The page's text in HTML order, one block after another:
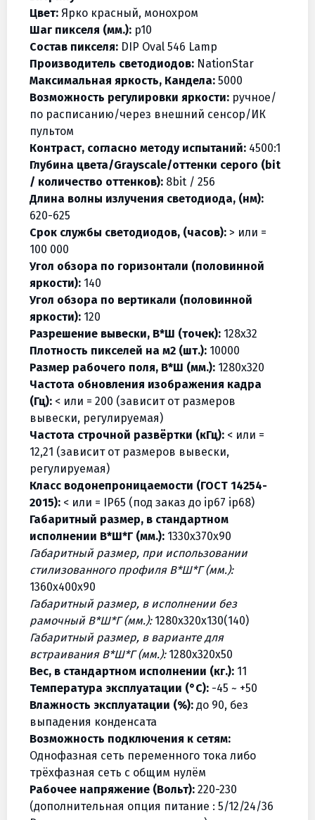
Цвет: Ярко красный, монохром
Шаг пикселя (мм.): p10
Состав пикселя: DIP Oval 546 Lamp
Производитель светодиодов: NationStar
Максимальная яркость, Кандела: 5000
Возможность регулировки яркости: ручное/
по расписанию/через внешний сенсор/ИК
пультом
Контраст, согласно методу испытаний: 4500:1
Глубина цвета/Grayscale/оттенки серого (bit
/ количество оттенков): 8bit / 256
Длина волны излучения светодиода, (нм):
620-625
Срок службы светодиодов, (часов): > или =
100 000
Угол обзора по горизонтали (половинной
яркости): 140
Угол обзора по вертикали (половинной
яркости): 120
Разрешение вывески, В*Ш (точек): 128х32
Плотность пикселей на м2 (шт.): 10000
Размер рабочего поля, В*Ш (мм.): 1280х320
Частота обновления изображения кадра
(Гц): < или = 200 (зависит от размеров
вывески, регулируемая)
Частота строчной развёртки (кГц): < или =
12,21 (зависит от размеров вывески,
регулируемая)
Класс водонепроницаемости (ГОСТ 14254-
2015): < или = IP65 (под заказ до ip67 ip68)
Габаритный размер, в стандартном
исполнении В*Ш*Г (мм.): 1330х370х90
Габаритный размер, при использовании
стилизованного профиля В*Ш*Г (мм.):
1360х400х90
Габаритный размер, в исполнении без
рамочный В*Ш*Г (мм.):1280х320х130(140)
Габаритный размер, в варианте для
встраивания В*Ш*Г (мм.):1280х320х50
Вес, в стандартном исполнении (кг.): 11
Температура эксплуатации (°C): -45 ~ +50
Влажность эксплуатации (%): до 90, без
выпадения конденсата
Возможность подключения к сетям:
Однофазная сеть переменного тока либо
трёхфазная сеть с общим нулём
Рабочее напряжение (Вольт): 220-230
(дополнительная опция питание : 5/12/24/36